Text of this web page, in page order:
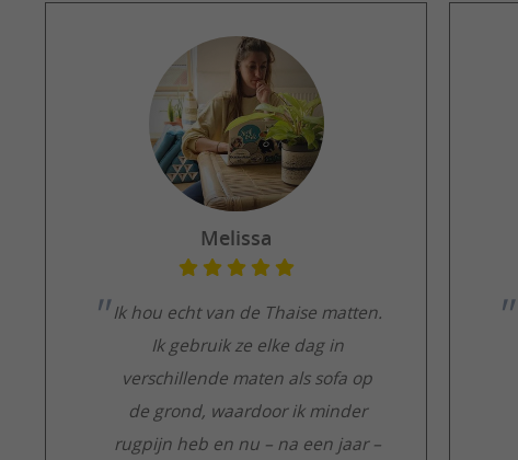
Ik hou echt van de Thaise matten.
Ik gebruik ze elke dag in
verschillende maten als sofa op
de grond, waardoor ik minder
rugpijn heb en nu – na een jaar –
Melissa